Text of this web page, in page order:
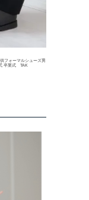
フォーマルシューズ男
卒業式 TAK